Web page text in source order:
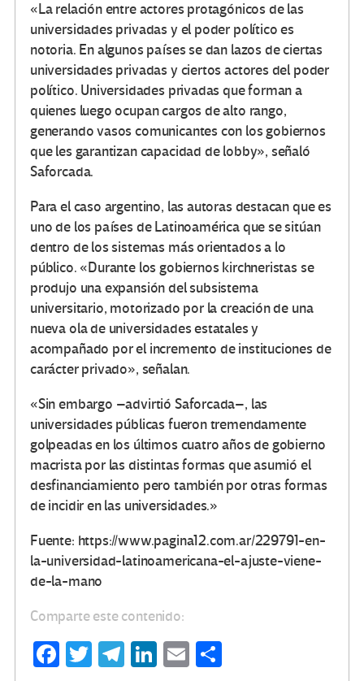
«La relación entre actores protagónicos de las
universidades privadas y el poder político es
notoria. En algunos países se dan lazos de ciertas
universidades privadas y ciertos actores del poder
político. Universidades privadas que forman a
quienes luego ocupan cargos de alto rango,
generando vasos comunicantes con los gobiernos
que les garantizan capacidad de lobby», señaló
Saforcada.
Para el caso argentino, las autoras destacan que es
uno de los países de Latinoamérica que se sitúan
dentro de los sistemas más orientados a lo
público. «Durante los gobiernos kirchneristas se
produjo una expansión del subsistema
universitario, motorizado por la creación de una
nueva ola de universidades estatales y
acompañado por el incremento de instituciones de
carácter privado», señalan.
«Sin embargo –advirtió Saforcada–, las
universidades públicas fueron tremendamente
golpeadas en los últimos cuatro años de gobierno
macrista por las distintas formas que asumió el
desfinanciamiento pero también por otras formas
de incidir en las universidades.»
Fuente: https://www.pagina12.com.ar/229791-en-
la-universidad-latinoamericana-el-ajuste-viene-
de-la-mano
Comparte este contenido:
Fa T
Te
Li
E